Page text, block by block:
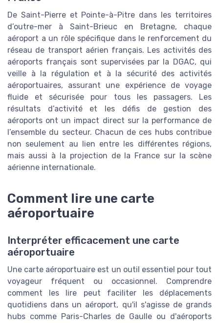
De Saint-Pierre et Pointe-à-Pitre dans les territoires
d’outre-mer à Saint-Brieuc en Bretagne, chaque
aéroport a un rôle spécifique dans le renforcement du
réseau de transport aérien français. Les activités des
aéroports français sont supervisées par la DGAC, qui
veille à la régulation et à la sécurité des activités
aéroportuaires, assurant une expérience de voyage
fluide et sécurisée pour tous les passagers. Les
résultats d’activité et les défis de gestion des
aéroports ont un impact direct sur la performance de
l’ensemble du secteur. Chacun de ces hubs contribue
non seulement au lien entre les différentes régions,
mais aussi à la projection de la France sur la scène
aérienne internationale.
Comment lire une carte
aéroportuaire
Interpréter efficacement une carte
aéroportuaire
Une carte aéroportuaire est un outil essentiel pour tout
voyageur fréquent ou occasionnel. Comprendre
comment les lire peut faciliter les déplacements
quotidiens dans un aéroport, qu'il s'agisse de grands
hubs comme Paris-Charles de Gaulle ou d'aéroports